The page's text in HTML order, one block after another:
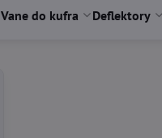
Vane do kufra Deflektory